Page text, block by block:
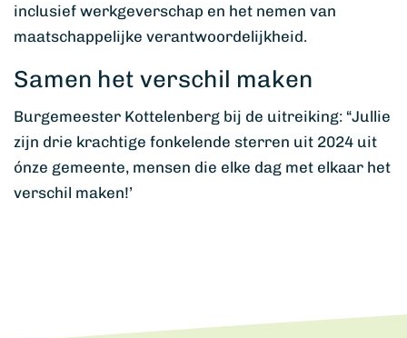
inclusief werkgeverschap en het nemen van
maatschappelijke verantwoordelijkheid.
Samen het verschil maken
Burgemeester Kottelenberg bij de uitreiking: “Jullie
zijn drie krachtige fonkelende sterren uit 2024 uit
ónze gemeente, mensen die elke dag met elkaar het
verschil maken!’